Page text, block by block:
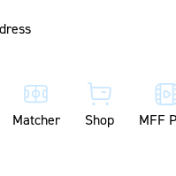
Matcher Shop MFF